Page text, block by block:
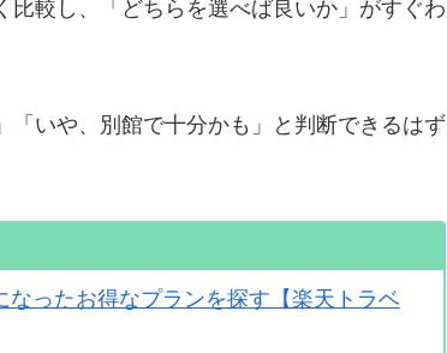
比較し、「どちらを選べば良いか」がすぐわ
いや、別館で十分かも」と判断できるはず
ったお得なプランを探す【楽天トラベ